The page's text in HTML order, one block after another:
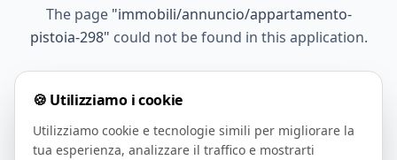
The page "immobili/annuncio/appartamento-
pistoia-298" could not be found in this application.
Go Home
🍪 Utilizziamo i cookie
Utilizziamo cookie e tecnologie simili per migliorare la
tua esperienza, analizzare il traffico e mostrarti